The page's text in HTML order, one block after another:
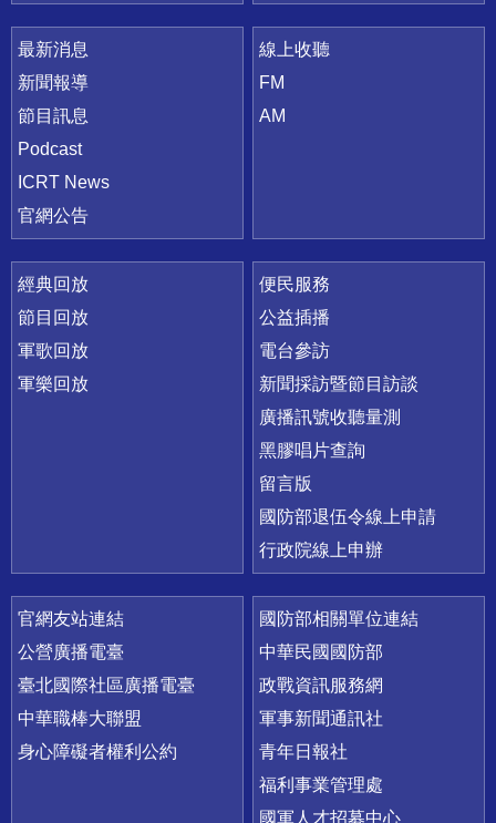
最新消息
新聞報導
節目訊息
Podcast
ICRT News
官網公告
線上收聽
FM
AM
經典回放
節目回放
軍歌回放
軍樂回放
便民服務
公益插播
電台參訪
新聞採訪暨節目訪談
廣播訊號收聽量測
黑膠唱片查詢
留言版
國防部退伍令線上申請
行政院線上申辦
官網友站連結
公營廣播電臺
臺北國際社區廣播電臺
中華職棒大聯盟
身心障礙者權利公約
國防部相關單位連結
中華民國國防部
政戰資訊服務網
軍事新聞通訊社
青年日報社
福利事業管理處
國軍人才招募中心